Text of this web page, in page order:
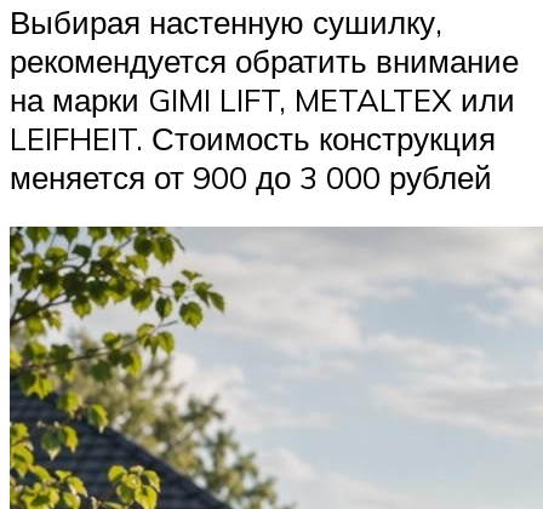
Выбирая настенную сушилку,
рекомендуется обратить внимание
на марки GIMI LIFT, METALTEX или
LEIFHEIT. Стоимость конструкция
меняется от 900 до 3 000 рублей